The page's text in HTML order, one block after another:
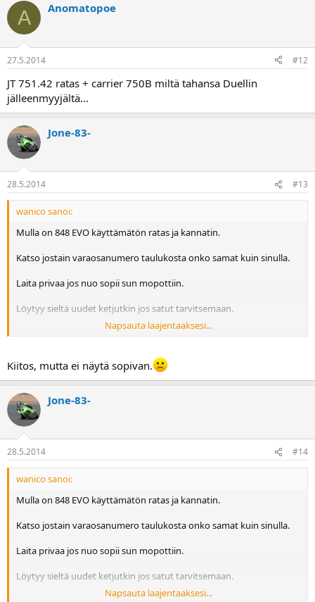
A Anomatopoe
27.5.2014 #12
JT 751.42 ratas + carrier 750B miltä tahansa Duellin
jälleenmyyjältä...
Jone-83-
28.5.2014 #13
wanico sanoi:
Mulla on 848 EVO käyttämätön ratas ja kannatin.
Katso jostain varaosanumero taulukosta onko samat kuin sinulla.
Laita privaa jos nuo sopii sun mopottiin.
Löytyy sieltä uudet ketjutkin jos satut tarvitsemaan.
Lähden huomenna reissuun, joten ilmoittele nopsaan jos tarvitset
Napsauta laajentaaksesi...
Kiitos, mutta ei näytä sopivan.
Jone-83-
28.5.2014 #14
wanico sanoi:
Mulla on 848 EVO käyttämätön ratas ja kannatin.
Katso jostain varaosanumero taulukosta onko samat kuin sinulla.
Laita privaa jos nuo sopii sun mopottiin.
Löytyy sieltä uudet ketjutkin jos satut tarvitsemaan.
Napsauta laajentaaksesi...